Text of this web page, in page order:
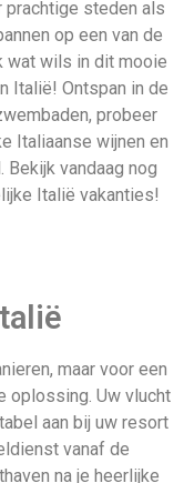
vanaf de
na je heerlijke
van je hotel.
bezoeken of in een
is het belangrijk om
kunt er een huren
meenemen. Breng
naartoe kunt reizen
Milaan, Napels en
Sardinië en Sicilië
Dit betekent dat
je hotel